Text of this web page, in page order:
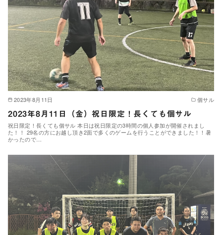
2023年8月11日
個サル
2023年8月11日（金）祝日限定！長くても個サル
祝日限定！長くても個サル 本日は祝日限定の3時間の個人参加が開催されまし
た！！ 29名の方にお越し頂き2面で多くのゲームを行うことができました！！暑
かったので…